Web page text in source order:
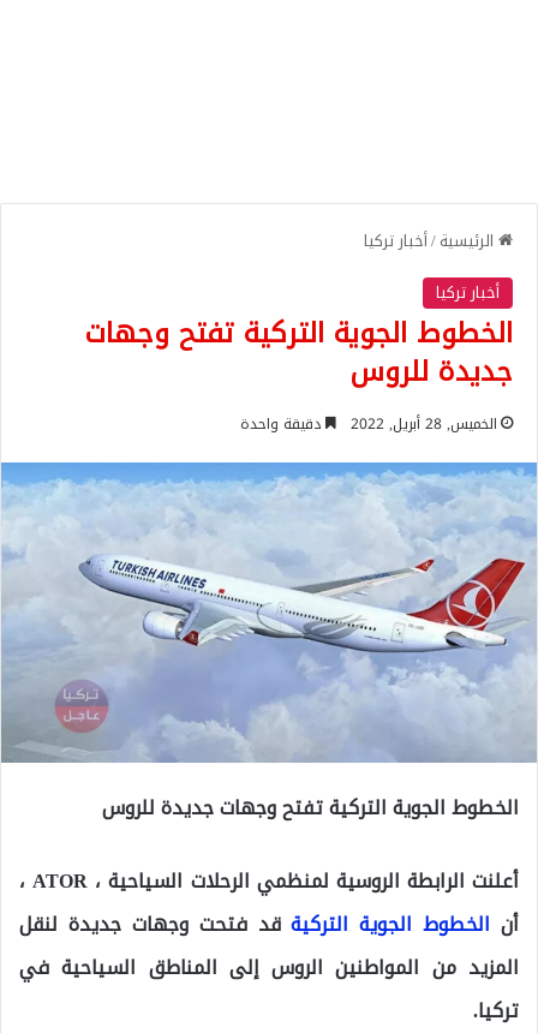
الرئيسية/أخبار تركيا
أخبار تركيا
الخطوط الجوية التركية تفتح وجهات
جديدة للروس
الخميس, 28 أبريل, 2022 دقيقة واحدة
الخطوط الجوية التركية تفتح وجهات جديدة للروس
أعلنت الرابطة الروسية لمنظمي الرحلات السياحية ، ATOR ،
أن الخطوط الجوية التركيةقد فتحت وجهات جديدة لنقل
المزيد من المواطنين الروس إلى المناطق السياحية في
تركيا.